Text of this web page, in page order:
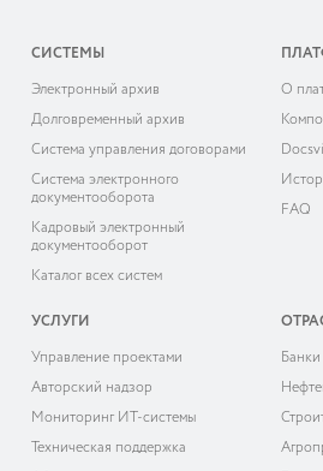
СИСТЕМЫ
Электронный архив
Долговременный архив
Система управления договорами
Система электронного
документооборота
Кадровый электронный
документооборот
Каталог всех систем
О
FAQ
УСЛУГИ
Управление проектами
Авторский надзор
Мониторинг ИТ-системы
Техническая поддержка